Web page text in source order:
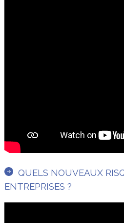
QUELS NOUVEAUX
ENTREPRISES ?